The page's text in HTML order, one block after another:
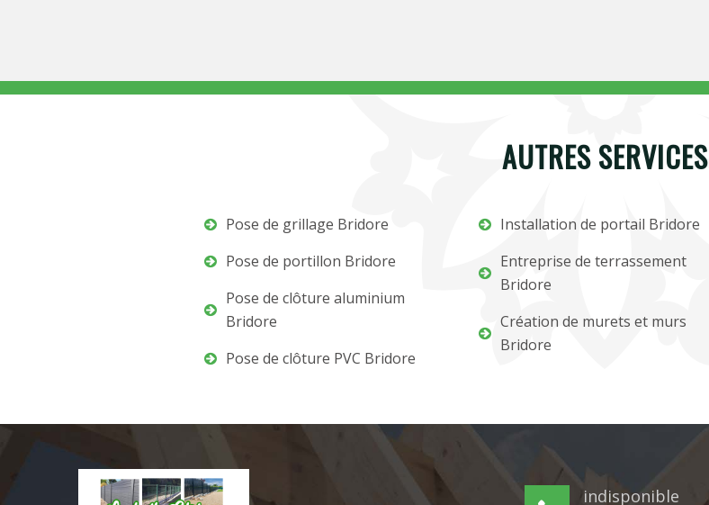
AUTRES SERVICES
Pose de grillage Bridore
Pose de portillon Bridore
Pose de clôture aluminium
Bridore
Pose de clôture PVC Bridore
Installation de portail Bridore
Entreprise de terrassement
Bridore
Création de murets et murs
Bridore
indisponible